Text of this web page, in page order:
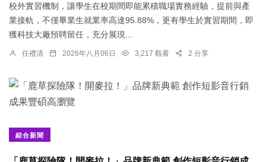
校外實習機制，讓學生在校期間即能累積職場實務經驗，提前與產
業接軌，不僅畢業生就業率高達95.88%，更有學生於實習期間，即
獲科技大廠預聘留任，充分展現...
任禮清 2026年八月06日 3,217 觀看 2 分享
綜合新聞